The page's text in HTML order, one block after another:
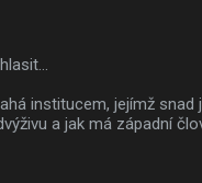
institucem, jejímž
a jak má západní